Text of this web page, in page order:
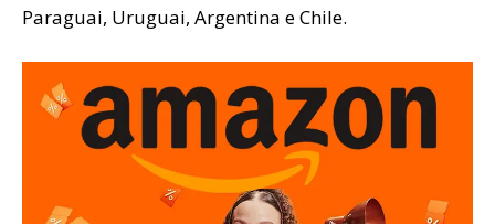
Paraguai, Uruguai, Argentina e Chile.